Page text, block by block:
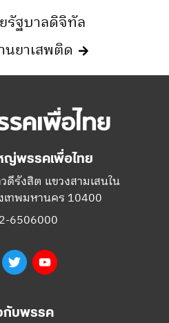
รัฐบาลดิจิทัล
นยาเสพติด
ญ่พรรคเพื่อไทย
ดีรังสิต แขวงสามเสนใน
ทพมหานคร 10400
6506000
FacebookTwitter
กับพรรค